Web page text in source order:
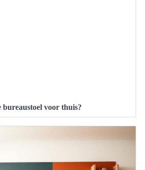
bureaustoel voor thuis?